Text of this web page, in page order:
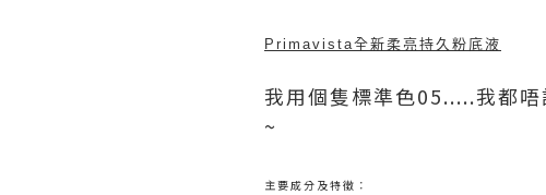
Primavista全新柔亮持久粉底液
我用個隻標準色05.....我都
~
主要成分及特徵：